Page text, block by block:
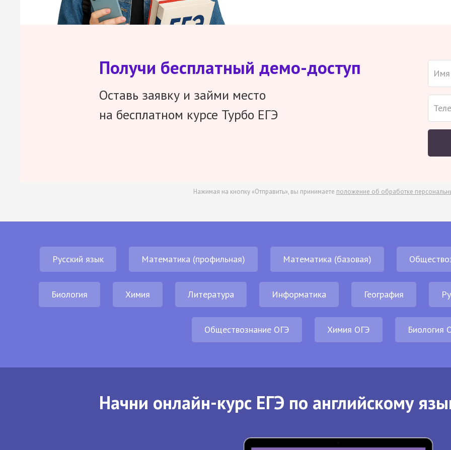
Получи бесплатный демо-доступ
Оставь заявку и займи место
на бесплатном курсе Турбо ЕГЭ
Нажимая на кнопку «Отправить», вы принимаете положение об обработке
Русский язык Математика (профильная) Математика (базовая)
Биология Химия Литература Информатика География
Обществознание ОГЭ Химия ОГЭ Биология
Начни онлайн-курс ЕГЭ по английскому